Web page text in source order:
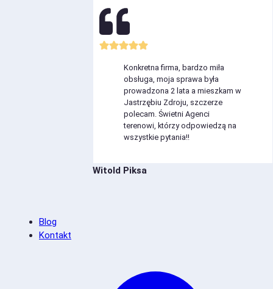
Konkretna firma, bardzo miła
obsługa, moja sprawa była
prowadzona 2 lata a mieszkam w
Jastrzębiu Zdroju, szczerze
polecam. Świetni Agenci
terenowi, którzy odpowiedzą na
wszystkie pytania!!
Witold Piksa
Blog
Kontakt